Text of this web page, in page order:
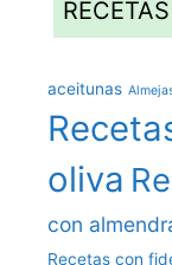
aceitunas
oliva
con
Recetas con